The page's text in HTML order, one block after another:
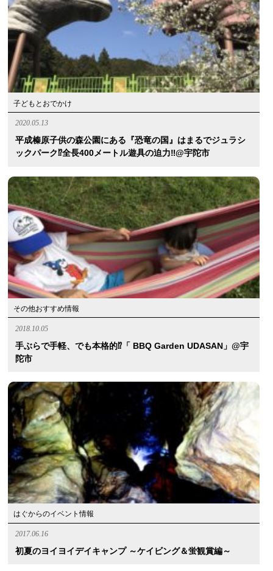
子どもとおでかけ
2020.05.13
平成榛原子供の森公園にある『恐竜の国』はまるでジュラシ
ックパーク⁉︎全長400メートル遊具の迫力‼︎@宇陀市
その他おすすめ情報
2018.10.05
手ぶらで手軽、でも本格的⁉︎「 BBQ Garden UDASAN」@宇
陀市
はぐからのイベント情報
2017.06.16
初夏のヨイヨイデイキャンプ ～ケイビング＆蛍観賞編～